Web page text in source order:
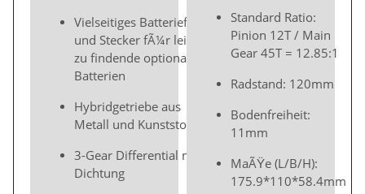
Vielseitiges Batteriefach
und Stecker fÃ¼r leicht
zu findende optionale
Batterien
Hybridgetriebe aus
Metall und Kunststoff
3-Gear Differential mit
Dichtung
Standard Ratio:
Pinion 12T / Main
Gear 45T = 12.85:1
Radstand: 120mm
Bodenfreiheit:
11mm
MaÃŸe (L/B/H):
175.9*110*58.4mm